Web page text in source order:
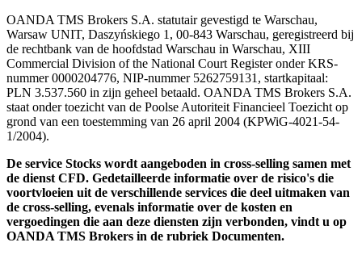
OANDA TMS Brokers S.A. statutair gevestigd te Warschau,
Warsaw UNIT, Daszyńskiego 1, 00-843 Warschau, geregistreerd bij
de rechtbank van de hoofdstad Warschau in Warschau, XIII
Commercial Division of the National Court Register onder KRS-
nummer 0000204776, NIP-nummer 5262759131, startkapitaal:
PLN 3.537.560 in zijn geheel betaald. OANDA TMS Brokers S.A.
staat onder toezicht van de Poolse Autoriteit Financieel Toezicht op
grond van een toestemming van 26 april 2004 (KPWiG-4021-54-
1/2004).
De service Stocks wordt aangeboden in cross-selling samen met
de dienst CFD. Gedetailleerde informatie over de risico's die
voortvloeien uit de verschillende services die deel uitmaken van
de cross-selling, evenals informatie over de kosten en
vergoedingen die aan deze diensten zijn verbonden, vindt u op
OANDA TMS Brokers in de rubriek Documenten.